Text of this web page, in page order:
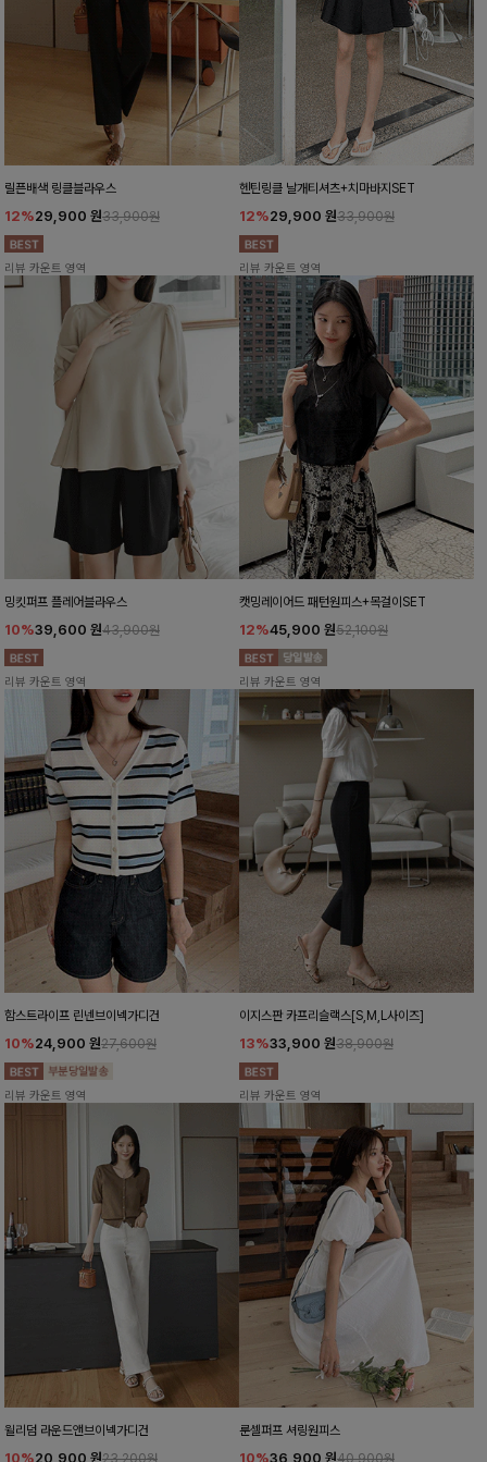
릴픈배색 링클블라우스
12%29,900 원33,900원
리뷰 카운트 영역
헨틴링클 날개티셔츠+치마바지SET
12%29,900 원33,900원
리뷰 카운트 영역
밍킷퍼프 플레어블라우스
10%39,600 원43,900원
리뷰 카운트 영역
캣밍레이어드 패턴원피스+목걸이SET
12%45,900 원52,100원
리뷰 카운트 영역
함스트라이프 린넨브이넥가디건
10%24,900 원27,600원
리뷰 카운트 영역
이지스판 카프리슬랙스[S,M,L사이즈]
13%33,900 원38,900원
리뷰 카운트 영역
윌리덤 라운드앤브이넥가디건
10%20,900 원23,200원
룬셀퍼프 셔링원피스
10%36,900 원40,900원